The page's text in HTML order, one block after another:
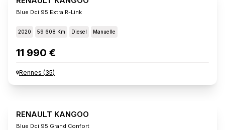
Blue Dci 95 Extra R-Link
2020 59 608 Km Diesel Manuelle
11 990 €
Rennes (35)
RENAULT KANGOO
Blue Dci 95 Grand Confort